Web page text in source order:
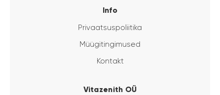
Info
Privaatsuspoliitika
Müügitingimused
Kontakt
Vitazenith OÜ